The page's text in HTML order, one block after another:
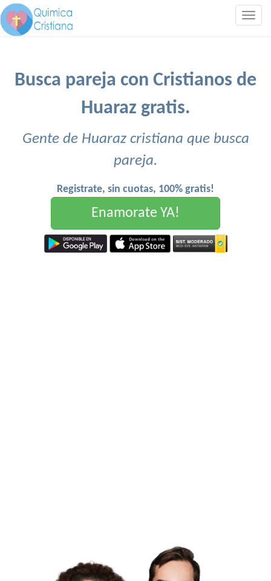
Busca pareja con Cristianos de
Huaraz gratis.
Gente de Huaraz cristiana que busca
pareja.
Registrate, sin cuotas, 100% gratis!
Enamorate YA!